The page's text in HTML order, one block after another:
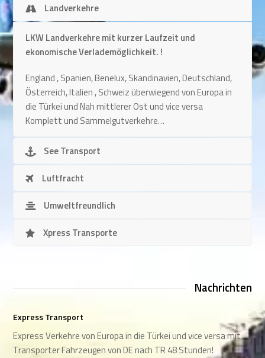
Landverkehre
LKW Landverkehre mit kurzer Laufzeit und
ekonomische Verlademöglichkeit. !
England , Spanien, Benelux, Skandinavien, Deutschland,
Österreich, Italien , Schweiz überwiegend von Europa in
die Türkei und Nah mittlerer Ost und vice versa
Komplett und Sammelgutverkehre…
See Transport
Luftfracht
Umweltfreundlich
Xpress Transporte
Nachrichten
Express Transport
Express Verkehre von Europa in die Türkei und vice versa mit
Transporter Fahrzeugen von DE nach TR 48 Stunden!